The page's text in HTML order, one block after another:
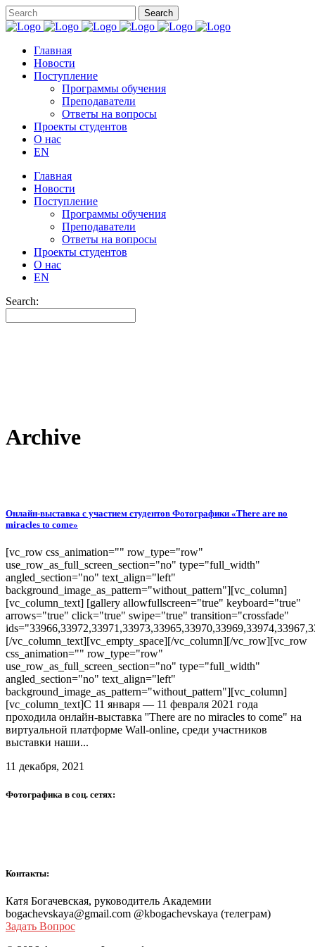
Главная
Новости
Поступление
Программы обучения
Преподаватели
Ответы на вопросы
Проекты студентов
О нас
EN
Главная
Новости
Поступление
Программы обучения
Преподаватели
Ответы на вопросы
Проекты студентов
О нас
EN
Search:
Archive
Онлайн-выставка с участием студентов Фотографики «There are no
miracles to come»
[vc_row css_animation="" row_type="row"
use_row_as_full_screen_section="no" type="full_width"
angled_section="no" text_align="left"
background_image_as_pattern="without_pattern"][vc_column]
[vc_column_text] [gallery allowfullscreen="true" keyboard="true"
arrows="true" click="true" swipe="true" transition="crossfade"
[/vc_column_text][vc_empty_space][/vc_column][/vc_row][vc_row
css_animation="" row_type="row"
use_row_as_full_screen_section="no" type="full_width"
angled_section="no" text_align="left"
background_image_as_pattern="without_pattern"][vc_column]
[vc_column_text]С 11 января — 11 февраля 2021 года
проходила онлайн-выставка ''There are no miracles to come" на
виртуальной платформе Wall-online, среди участников
выставки наши...
11 декабря, 2021
Фотографика в соц. сетях:
Контакты:
Катя Богачевская, руководитель Академии
bogachevskaya@gmail.com @kbogachevskaya (телеграм)
Задать Вопрос